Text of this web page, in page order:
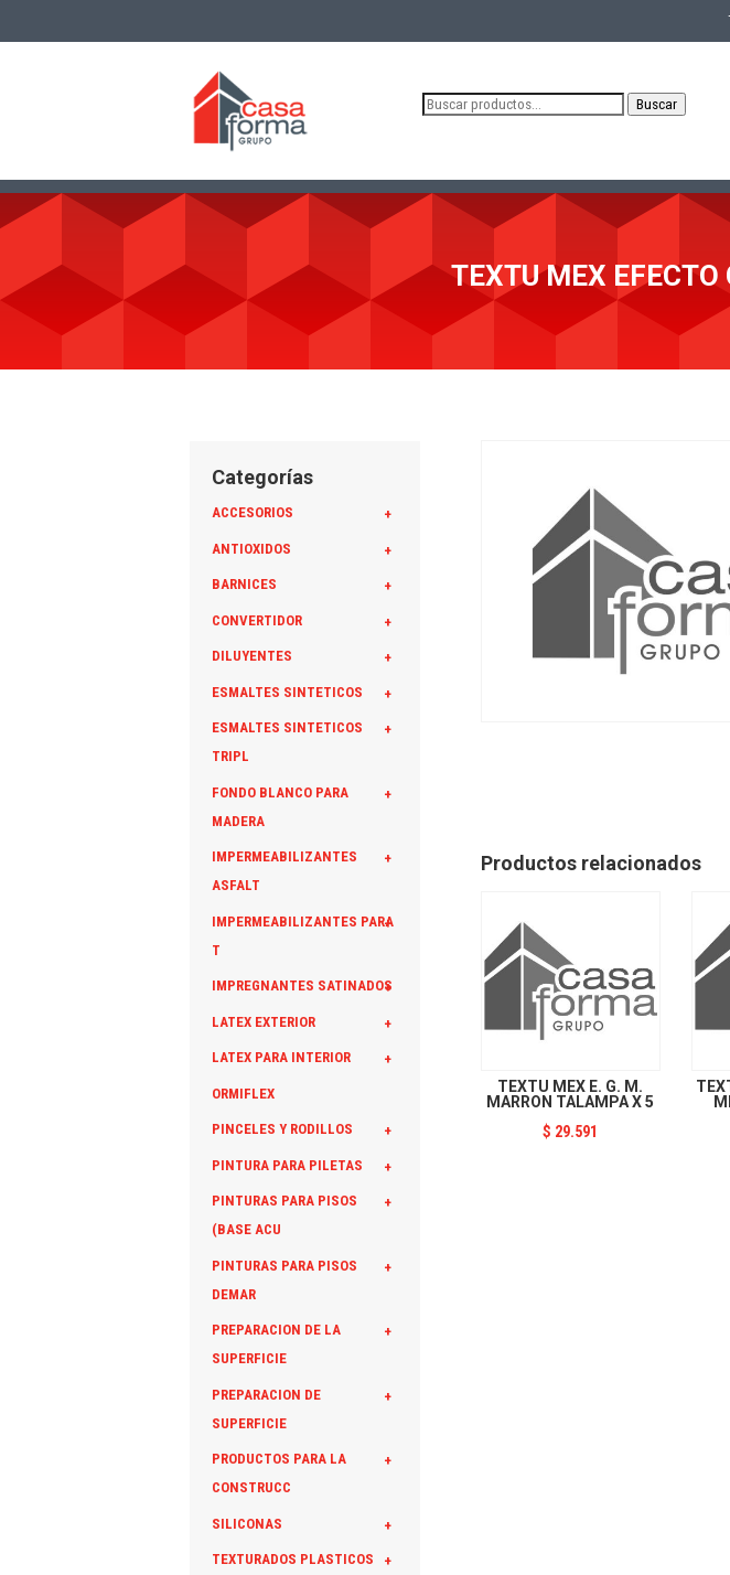
Buscar
Buscar
TEXTU MEX EFECTO
Categorías
+
ACCESORIOS
+
ANTIOXIDOS
+
BARNICES
+
CONVERTIDOR
+
DILUYENTES
+
ESMALTES SINTETICOS
+
ESMALTES SINTETICOS
TRIPL
+
FONDO BLANCO PARA
MADERA
+
IMPERMEABILIZANTES
ASFALT
+
IMPERMEABILIZANTES PARA
T
+
IMPREGNANTES SATINADOS
+
LATEX EXTERIOR
+
LATEX PARA INTERIOR
ORMIFLEX
+
PINCELES Y RODILLOS
+
PINTURA PARA PILETAS
+
PINTURAS PARA PISOS
(BASE ACU
+
PINTURAS PARA PISOS
DEMAR
+
PREPARACION DE LA
SUPERFICIE
+
PREPARACION DE
SUPERFICIE
+
PRODUCTOS PARA LA
CONSTRUCC
+
SILICONAS
+
TEXTURADOS PLASTICOS
Productos relacionados
TEXTU MEX E. G. M.
MARRON TALAMPA X 5
$ 29.591